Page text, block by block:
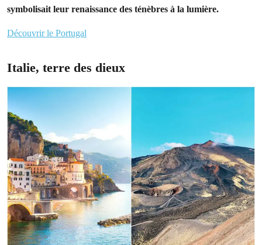
symbolisait leur renaissance des ténèbres à la lumière.
Découvrir le Portugal
Italie, terre des dieux